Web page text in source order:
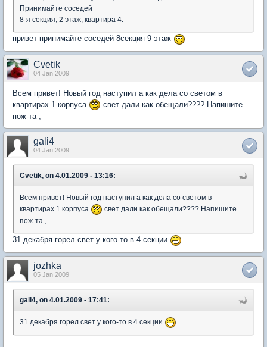
Принимайте соседей
8-я секция, 2 этаж, квартира 4.
привет принимайте соседей 8секция 9 этаж
Cvetik
04 Jan 2009
Всем привет! Новый год наступил а как дела со светом в
квартирах 1 корпуса
свет дали как обещали???? Напишите
пож-та ,
gali4
04 Jan 2009
Cvetik, on 4.01.2009 - 13:16:
Всем привет! Новый год наступил а как дела со светом в
квартирах 1 корпуса
свет дали как обещали???? Напишите
пож-та ,
31 декабря горел свет у кого-то в 4 секции
jozhka
05 Jan 2009
gali4, on 4.01.2009 - 17:41:
31 декабря горел свет у кого-то в 4 секции